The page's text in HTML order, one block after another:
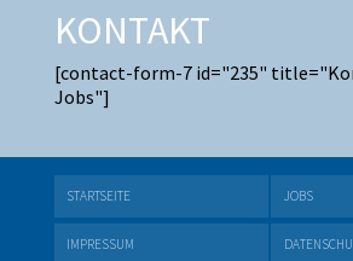
KONTAKT
[contact-form-7 id="235"
Jobs"]
STARTSEITE JOBS
IMPRESSUM